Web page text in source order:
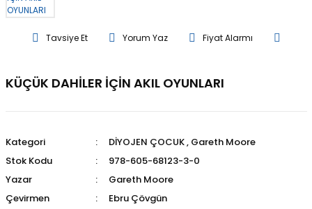
Tavsiye Et Yorum Yaz Fiyat Alarmı
KÜÇÜK DAHİLER İÇİN AKIL OYUNLARI
Kategori DİYOJEN ÇOCUK, Gareth Moore
Stok Kodu
978-605-68123-3-0
Yazar
Gareth Moore
Çevirmen
Ebru Çövgün